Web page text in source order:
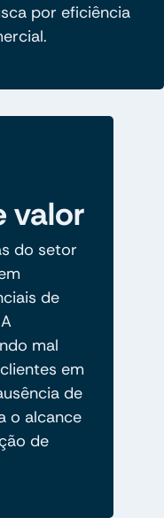
por eficiência
valor
do setor
de
mal
em
de
o alcance
de